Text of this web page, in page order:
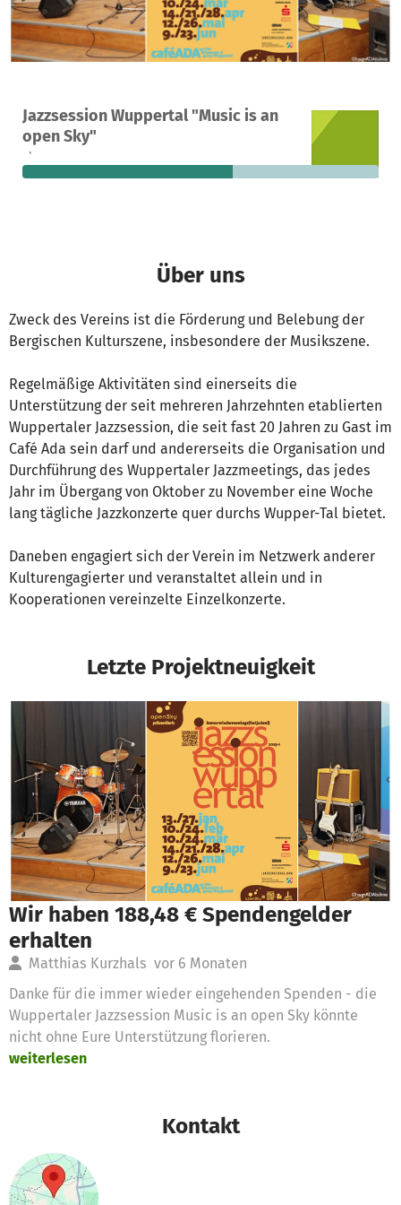
Jazzsession Wuppertal "Music is an
open Sky"
Ein Projekt in Wuppertal, Deutschland
28
Spenden
Über uns
Zweck des Vereins ist die Förderung und Belebung der
Bergischen Kulturszene, insbesondere der Musikszene.
Regelmäßige Aktivitäten sind einerseits die
Unterstützung der seit mehreren Jahrzehnten etablierten
Wuppertaler Jazzsession, die seit fast 20 Jahren zu Gast im
Café Ada sein darf und andererseits die Organisation und
Durchführung des Wuppertaler Jazzmeetings, das jedes
Jahr im Übergang von Oktober zu November eine Woche
lang tägliche Jazzkonzerte quer durchs Wupper-Tal bietet.
Daneben engagiert sich der Verein im Netzwerk anderer
Kulturengagierter und veranstaltet allein und in
Kooperationen vereinzelte Einzelkonzerte.
Letzte Projektneuigkeit
Wir haben 188,48 € Spendengelder
erhalten
Matthias Kurzhals vor 6 Monaten
Danke für die immer wieder eingehenden Spenden - die
Wuppertaler Jazzsession Music is an open Sky könnte
nicht ohne Eure Unterstützung florieren.
weiterlesen
Kontakt